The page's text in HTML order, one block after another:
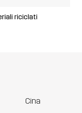
riciclati
Cina